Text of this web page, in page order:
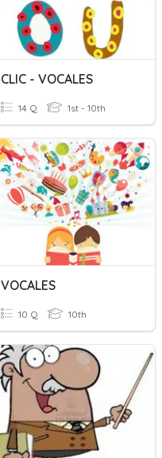
CLIC - VOCALES
14 Q 1st - 10th
VOCALES
10 Q 10th